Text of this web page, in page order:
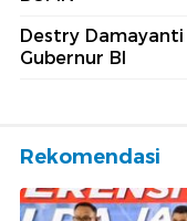
Destry
Gubernur BI
Rekomendasi